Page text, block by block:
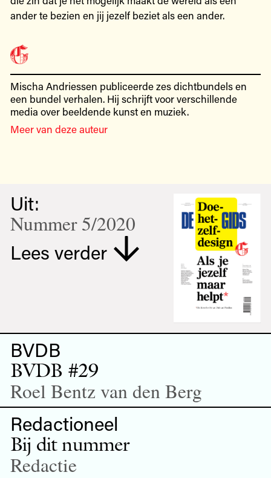
ander te bezien en jij jezelf beziet als een ander.
Mischa Andriessen publiceerde zes dichtbundels en
een bundel verhalen. Hij schrijft voor verschillende
media over beeldende kunst en muziek.
Meer van deze auteur
Uit:
Nummer 5/2020
Lees verder
BVDB
BVDB #29
Roel Bentz van den Berg
Redactioneel
Bij dit nummer
Redactie